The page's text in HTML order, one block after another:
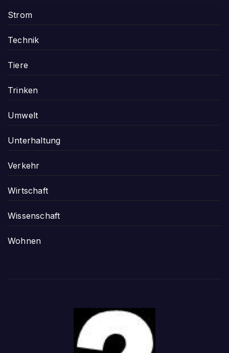
Strom
Technik
Tiere
Trinken
Umwelt
Unterhaltung
Verkehr
Wirtschaft
Wissenschaft
Wohnen